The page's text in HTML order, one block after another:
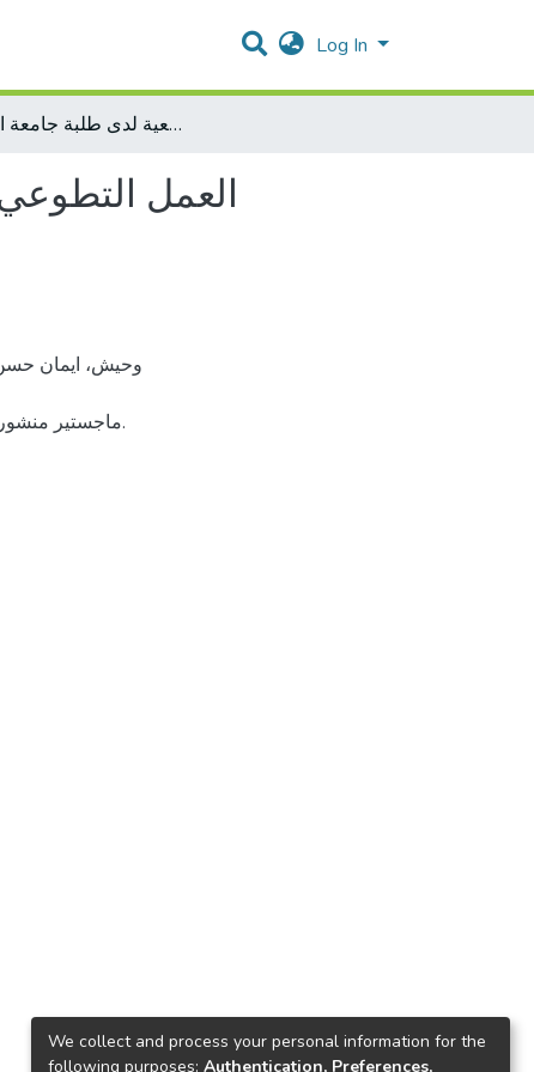
Log In
العمل التطوعي ودور في تنمية المشاركة المجتمعية لدى طلبة جامعة القدس
العمل
ماجستير
We collect and process your personal information for the
following purposes: Authentication, Preferences,